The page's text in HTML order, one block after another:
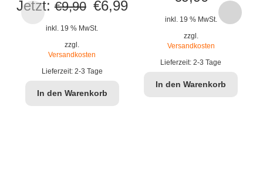
Jetzt: €9,90 Ursprünglicher
Preis
€9,90
€6,99Aktueller
€6,99.
inkl. 19 % MwSt.
zzgl.
Versandkosten
Lieferzeit: 2-3 Tage
In den Warenkorb
inkl. 19 % MwSt.
zzgl.
Versandkosten
Lieferzeit:2-3 Tage
In den Warenkorb